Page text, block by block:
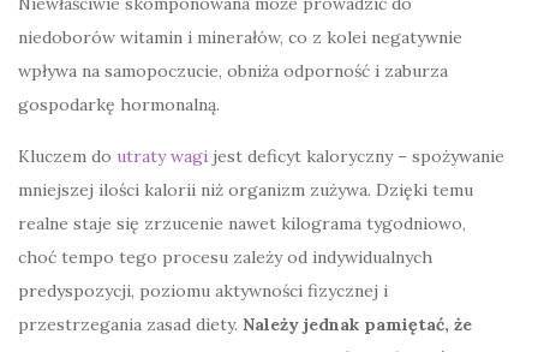
niedoborów witamin i minerałów, co z kolei negatywnie
wpływa na samopoczucie, obniża odporność i zaburza
gospodarkę hormonalną.
Kluczem do utraty wagi jest deficyt kaloryczny – spożywanie
mniejszej ilości kalorii niż organizm zużywa. Dzięki temu
realne staje się zrzucenie nawet kilograma tygodniowo,
choć tempo tego procesu zależy od indywidualnych
predyspozycji, poziomu aktywności fizycznej i
przestrzegania zasad diety. Należy jednak pamiętać, że